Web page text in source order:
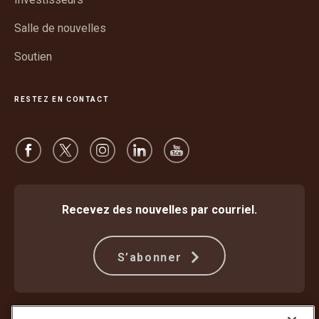
Salle de nouvelles
Soutien
RESTEZ EN CONTACT
Recevez des nouvelles par courriel.
S’abonner